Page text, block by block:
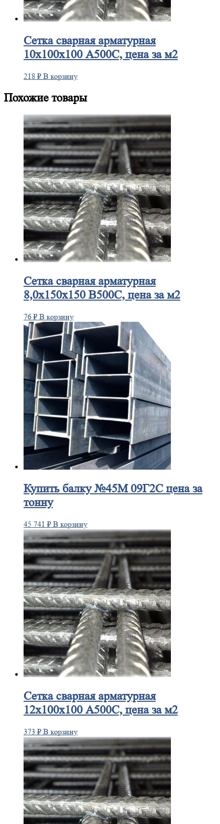
Сеткасварная арматурная
10х100х100 А500С, цена за м2
218 ₽ В корзину
Похожие товары
Сеткасварная арматурная
8,0х150х150 В500С, цена за м2
76 ₽ В корзину
Купитьбалку №45М 09Г2С цена за
тонну
45 741 ₽ В корзину
Сеткасварная арматурная
12х100х100 А500С, цена за м2
373 ₽ В корзину